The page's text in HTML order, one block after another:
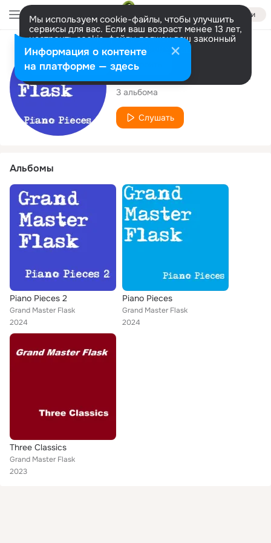
Войти
Мы используем cookie-файлы, чтобы улучшить
сервисы для вас. Если ваш возраст менее 13 лет,
настроить cookie-файлы должен ваш законный
представитель. Больше информации
Разрешить все Настроить
Исполнитель
Grand Master Flask
3 альбома
Слушать
Альбомы
Piano Pieces 2
Grand Master Flask
2024
Piano Pieces
Grand Master Flask
2024
Three Classics
Grand Master Flask
2023
Информация о контенте
на платформе — здесь